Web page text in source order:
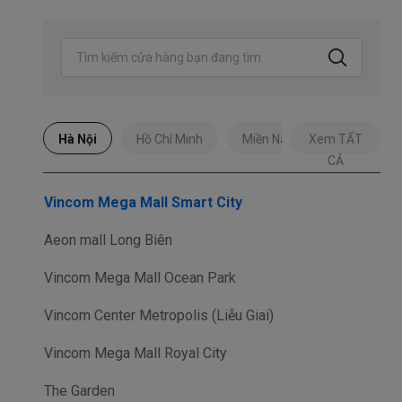
Hà Nội Hồ Chí Minh Miền Nam Miền Bắc
Xem TẤT
CẢ
Vincom Mega Mall Smart City
Aeon mall Long Biên
Vincom Mega Mall Ocean Park
Vincom Center Metropolis (Liễu Giai)
Vincom Mega Mall Royal City
The Garden